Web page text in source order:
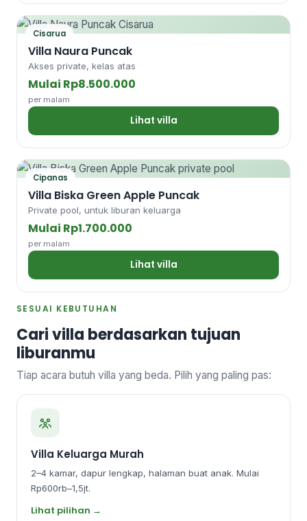
Cisarua
Villa Naura Puncak
Akses private, kelas atas
Mulai Rp8.500.000
per malam
Lihat villa
Cipanas
Villa Biska Green Apple Puncak
Private pool, untuk liburan keluarga
Mulai Rp1.700.000
per malam
Lihat villa
SESUAI KEBUTUHAN
Cari villa berdasarkan tujuan
liburanmu
Tiap acara butuh villa yang beda. Pilih yang paling pas:
Villa Keluarga Murah
2–4 kamar, dapur lengkap, halaman buat anak. Mulai
Rp600rb–1,5jt.
Lihat pilihan →